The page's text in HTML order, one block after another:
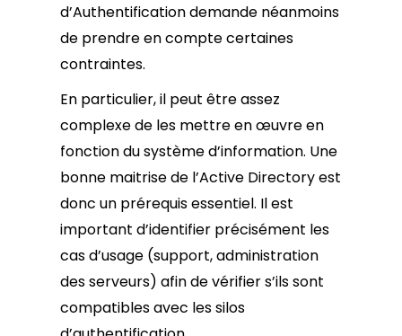
d’Authentification demande néanmoins
de prendre en compte certaines
contraintes.
En particulier, il peut être assez
complexe de les mettre en œuvre en
fonction du système d’information. Une
bonne maitrise de l’Active Directory est
donc un prérequis essentiel. Il est
important d’identifier précisément les
cas d’usage (support, administration
des serveurs) afin de vérifier s’ils sont
compatibles avec les silos